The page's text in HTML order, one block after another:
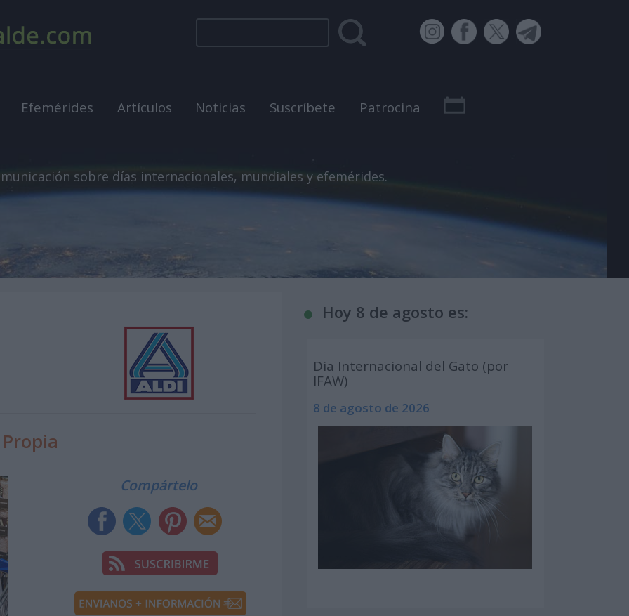
Efemérides Artículos Noticias Suscríbete Patrocina
sobre días internacionales, mundiales y efemérides.
Compártelo
Hoy 8 de agosto es:
Dia Internacional del Gato (por
IFAW)
8 de agosto de 2026